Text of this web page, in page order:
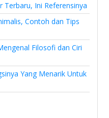
Terbaru, Ini Referensinya
Contoh dan Tips
Filosofi dan Ciri
Yang Menarik Untuk